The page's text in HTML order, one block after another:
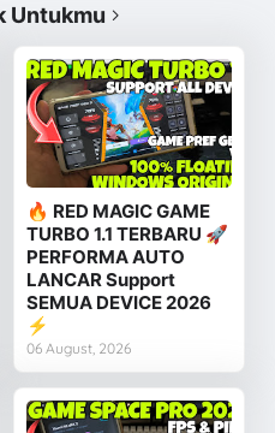
Untukmu
🔥 RED MAGIC GAME
TURBO 1.1 TERBARU 🚀
PERFORMA AUTO
LANCAR Support
SEMUA DEVICE 2026
⚡
06 August, 2026